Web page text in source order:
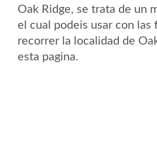
Oak Ridge, se trata de un
el cual podeis usar con las
recorrer la localidad de
esta pagina.